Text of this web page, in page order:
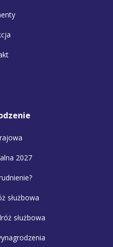
2027
służbowa
służbowa